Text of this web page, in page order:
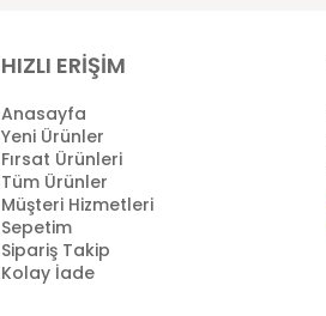
HIZLI ERİŞİM
Anasayfa
Yeni Ürünler
Fırsat Ürünleri
Tüm Ürünler
Müşteri Hizmetleri
Sepetim
Sipariş Takip
Kolay İade